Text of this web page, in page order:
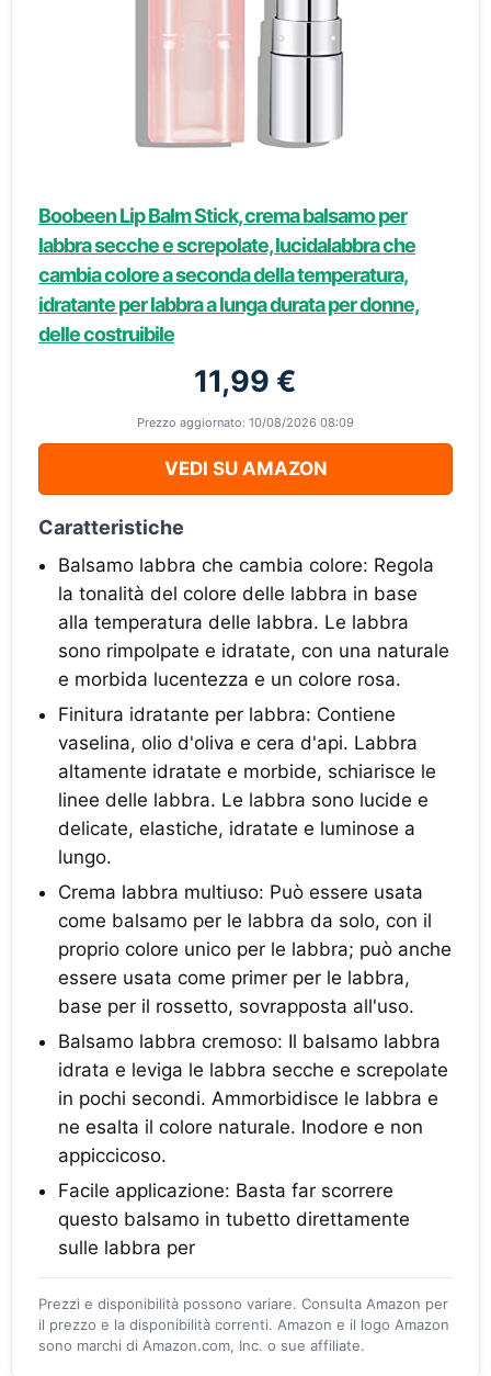
Boobeen Lip Balm Stick, crema balsamo per
labbra secche e screpolate, lucidalabbra che
cambia colore a seconda della temperatura,
idratante per labbra a lunga durata per donne,
delle costruibile
11,99 €
Prezzo aggiornato: 10/08/2026 08:09
VEDI SU AMAZON
Caratteristiche
Balsamo labbra che cambia colore: Regola
la tonalità del colore delle labbra in base
alla temperatura delle labbra. Le labbra
sono rimpolpate e idratate, con una naturale
e morbida lucentezza e un colore rosa.
Finitura idratante per labbra: Contiene
vaselina, olio d'oliva e cera d'api. Labbra
altamente idratate e morbide, schiarisce le
linee delle labbra. Le labbra sono lucide e
delicate, elastiche, idratate e luminose a
lungo.
Crema labbra multiuso: Può essere usata
come balsamo per le labbra da solo, con il
proprio colore unico per le labbra; può anche
essere usata come primer per le labbra,
base per il rossetto, sovrapposta all'uso.
Balsamo labbra cremoso: Il balsamo labbra
idrata e leviga le labbra secche e screpolate
in pochi secondi. Ammorbidisce le labbra e
ne esalta il colore naturale. Inodore e non
appiccicoso.
Facile applicazione: Basta far scorrere
questo balsamo in tubetto direttamente
sulle labbra per
Prezzi e disponibilità possono variare. Consulta Amazon per
il prezzo e la disponibilità correnti. Amazon e il logo Amazon
sono marchi di Amazon.com, Inc. o sue affiliate.